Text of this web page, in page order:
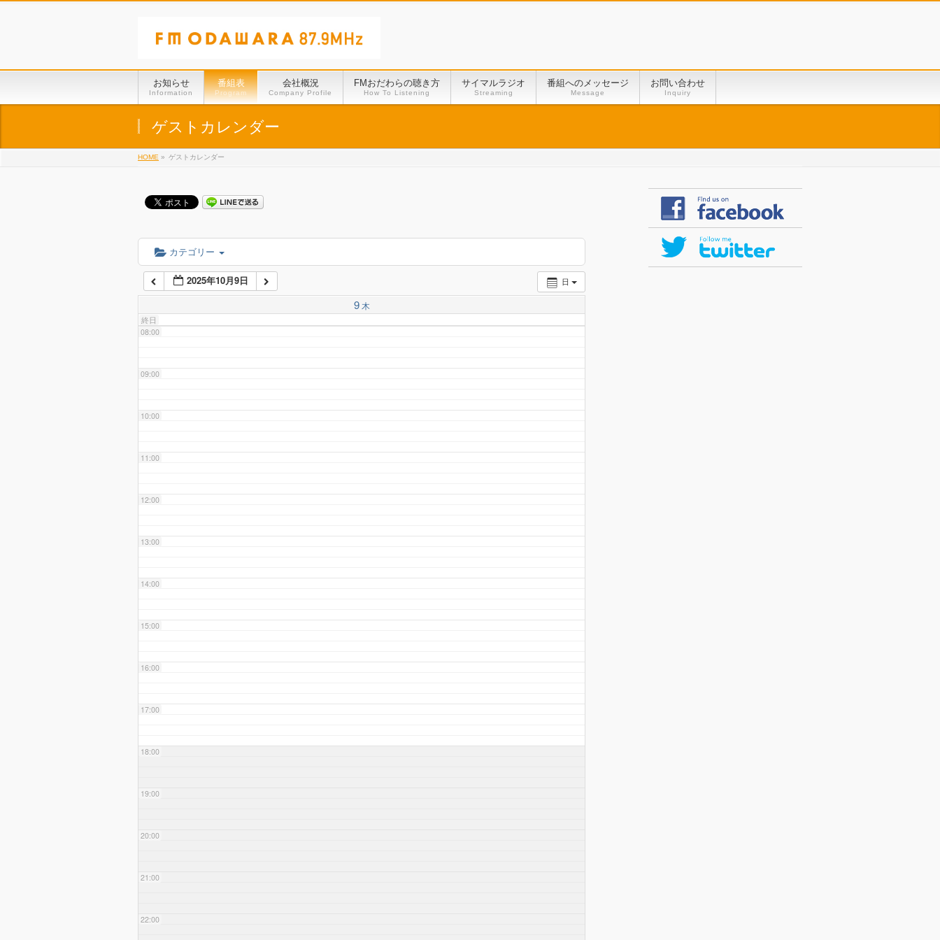
お知らせ
Information
番組表
Program
会社概況
Company Profile
FMおだわらの聴き方
How To Listening
サイマルラジオ
Streaming
番組へのメッセージ
Message
お問い合わせ
Inquiry
ゲストカレンダー
HOME » ゲストカレンダー
カテゴリー
日
2025年10月9日
9 木
終日
01:00
02:00
03:00
04:00
05:00
06:00
07:00
08:00
09:00
10:00
11:00
12:00
13:00
14:00
15:00
16:00
17:00
18:00
19:00
20:00
21:00
22:00